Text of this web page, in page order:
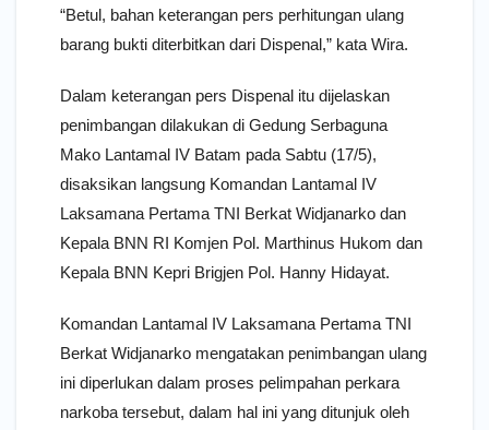
“Betul, bahan keterangan pers perhitungan ulang
barang bukti diterbitkan dari Dispenal,” kata Wira.
Dalam keterangan pers Dispenal itu dijelaskan
penimbangan dilakukan di Gedung Serbaguna
Mako Lantamal IV Batam pada Sabtu (17/5),
disaksikan langsung Komandan Lantamal IV
Laksamana Pertama TNI Berkat Widjanarko dan
Kepala BNN RI Komjen Pol. Marthinus Hukom dan
Kepala BNN Kepri Brigjen Pol. Hanny Hidayat.
Komandan Lantamal IV Laksamana Pertama TNI
Berkat Widjanarko mengatakan penimbangan ulang
ini diperlukan dalam proses pelimpahan perkara
narkoba tersebut, dalam hal ini yang ditunjuk oleh